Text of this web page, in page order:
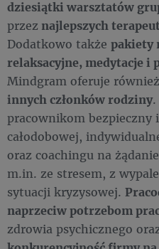
dziesiątki warsztatów
przez najlepszych
Dodatkowo także pakiety
relaksacyjne, medytacje i
Mindgram oferuje również
innych członków rodziny.
pracownikom bezpieczny
całodobowej,
oraz coachingu na
m.in. ze stresem, z
sytuacji kryzysowej. P
naprzeciw potrzebom
zdrowia psychicznego